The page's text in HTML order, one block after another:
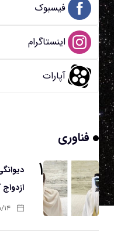
فیسبوک
اینستاگرام
آپارات
فناوری
۱
ازدواج